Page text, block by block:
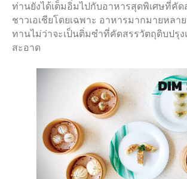
ท่านยังได้เต็มอิ่มไปกับอาหารสุดพิเศษที่คัด
ชาวเอเชียโดยเฉพาะ อาหารมากมายหลา
ทานไม่ว่าจะเป็นติ่มซำที่คัดสรรวัตถุดิบปรุ
สะอาด